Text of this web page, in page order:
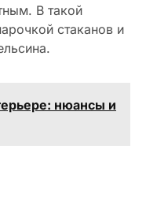
В такой
стаканов и
нюансы и